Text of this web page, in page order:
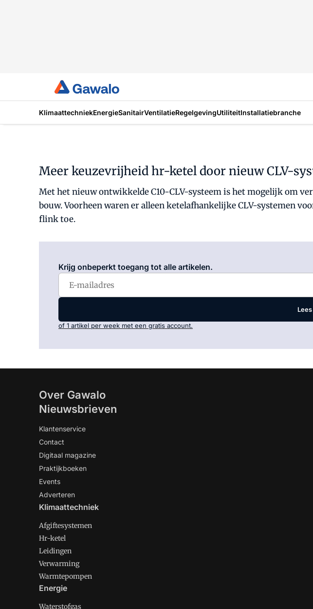
KlimaattechniekEnergieSanitairVentilatieRegelgevingUtiliteitInstallatiebranche
Meer keuzevrijheid hr-ketel door nieuw CLV-
Met het nieuw ontwikkelde C10-CLV-systeem is het mogelijk om
bouw. Voorheen waren er alleen ketelafhankelijke CLV-systemen
flink toe.
Krijg onbeperkt toegang tot alle artikelen.
of 1 artikel per week met een gratis account.
Over Gawalo
Nieuwsbrieven
Klantenservice
Contact
Digitaal magazine
Praktijkboeken
Events
Adverteren
Klimaattechniek
Afgiftesystemen
Hr-ketel
Leidingen
Verwarming
Warmtepompen
Energie
Waterstofgas